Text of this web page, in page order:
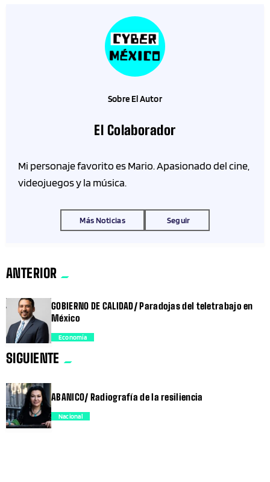
Sobre El Autor
El Colaborador
Mi personaje favorito es Mario. Apasionado del cine,
videojuegos y la música.
Más Noticias Seguir
ANTERIOR
trending_flat
GOBIERNO DE CALIDAD/ Paradojas del teletrabajo en
México
Economía
SIGUIENTE
ABANICO/ Radiografía de la resiliencia
Nacional